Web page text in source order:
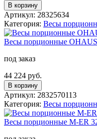
В корзину
Артикул: 28325634
Категория: Весы
Весы порционные
под заказ
44 224 руб.
В корзину
Артикул: 2832570113
Категория: Весы
Весы порционные M-ER